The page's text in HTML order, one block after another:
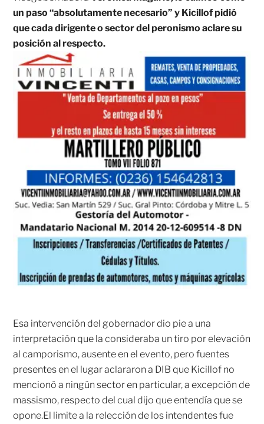
un paso “absolutamente necesario” y Kicillof pidió
que cada dirigente o sector del peronismo aclare su
posición al respecto.
Esa intervención del gobernador dio pie a una
interpretación que la consideraba un tiro por elevación
al camporismo, ausente en el evento, pero fuentes
presentes en el lugar aclararon a DIB que Kicillof no
mencionó a ningún sector en particular, a excepción de
massismo, respecto del cual dijo que entendía que se
opone.El limite a la relección de los intendentes fue